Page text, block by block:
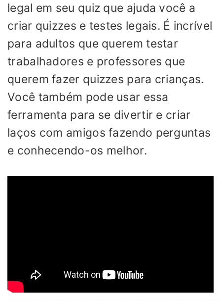
legal em seu quiz que ajuda você a
criar quizzes e testes legais. É incrível
para adultos que querem testar
trabalhadores e professores que
querem fazer quizzes para crianças.
Você também pode usar essa
ferramenta para se divertir e criar
laços com amigos fazendo perguntas
e conhecendo-os melhor.